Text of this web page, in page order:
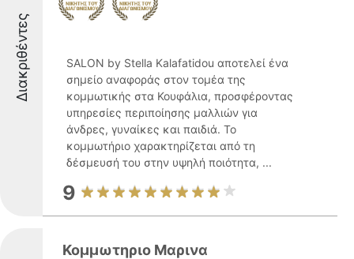
Διακριθέντες
SALON by Stella Kalafatidou αποτελεί ένα
σημείο αναφοράς στον τομέα της
κομμωτικής στα Κουφάλια, προσφέροντας
υπηρεσίες περιποίησης μαλλιών για
άνδρες, γυναίκες και παιδιά. Το
κομμωτήριο χαρακτηρίζεται από τη
δέσμευσή του στην υψηλή ποιότητα, ...
9
Κομμωτηριο Μαρινα